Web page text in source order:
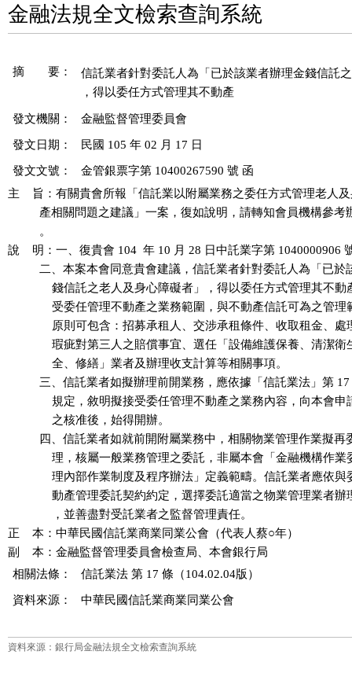
金融法規全文檢索查詢系統
摘 要：
信託業者針對委託人為「已於該業者辦理金錢信託
發文機關： 金融監督管理委員會
發文日期： 民國 105 年 02 月 17 日
發文文號：
金管銀票字第 10400267590 號 函
主    旨：有關貴會所報「信託業以附屬業務之委任方式管理老人
產相關問題之建議」一案，復如說明，請轉知會員機構參
          。
說    明：一、復貴會 104  年 10 月 28 日中託業字第 1040000906
二、本案本會同意貴會建議，信託業者針對委託人為「已
錢信託之老人及身心障礙者」，得以委任方式管理其不
受委任管理不動產之業務範圍，與不動產信託可為之管
原則可包含：招募承租人、交涉承租條件、收取租金、
瑕疵對第三人之賠償事宜、選任「設備維護保養、清潔
              全、修繕」業者及辦理收支計算等相關事項。
三、信託業者如擬辦理前開業務，應依據「信託業法」第 17
規定，敘明擬接受委任管理不動產之業務內容，向本會
              之核准後，始得開辦。
四、信託業者如就前開附屬業務中，相關物業管理作業擬
理，核屬一般業務管理之委託，非屬本會「金融機構作
理內部作業制度及程序辦法」定義範疇。信託業者應依
動產管理委託契約約定，選擇委託適當之物業管理業者
              ，並善盡對受託業者之監督管理責任。
正    本：中華民國信託業商業同業公會（代表人蔡○年）
相關法條：
信託業法 第 17 條（104.02.04版）
資料來源： 中華民國信託業商業同業公會
資料來源：銀行局金融法規全文檢索查詢系統